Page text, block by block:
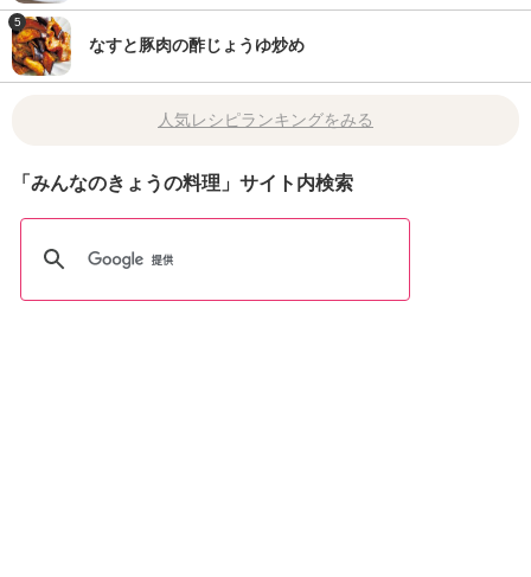
5
なすと豚肉の酢じょうゆ炒め
人気レシピランキングをみる
「みんなのきょうの料理」サイト内検索